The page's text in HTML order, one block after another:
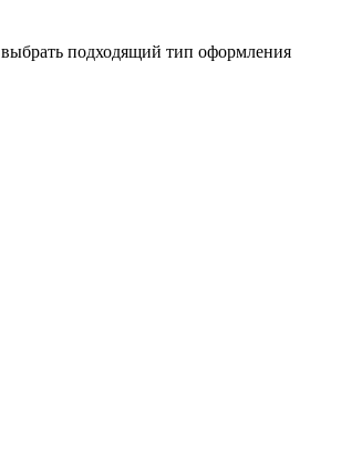
выбрать подходящий тип оформления